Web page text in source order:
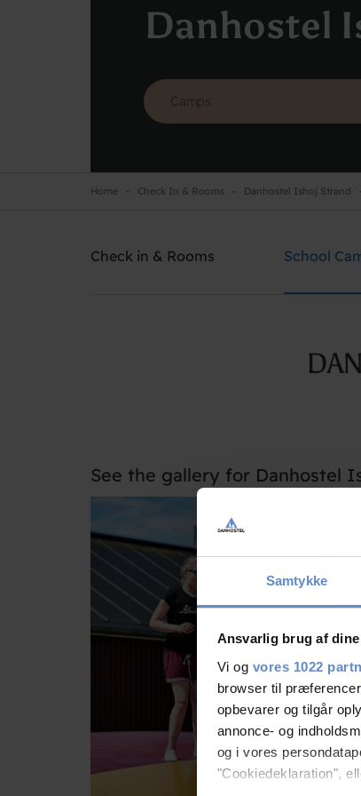
Samtykke
Ansvarlig brug af
Vi og vores 1022
browser til
opbevarer og tilgår
annonce- og
og i vores
"Cookiedeklaration",
Danhostel
Home Check In & Rooms Danhostel Ishoj Strand
Check in & Rooms School
See the gallery for Danhostel